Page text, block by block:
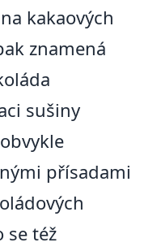
kakaových
znamená
sušiny
přísadami
se též